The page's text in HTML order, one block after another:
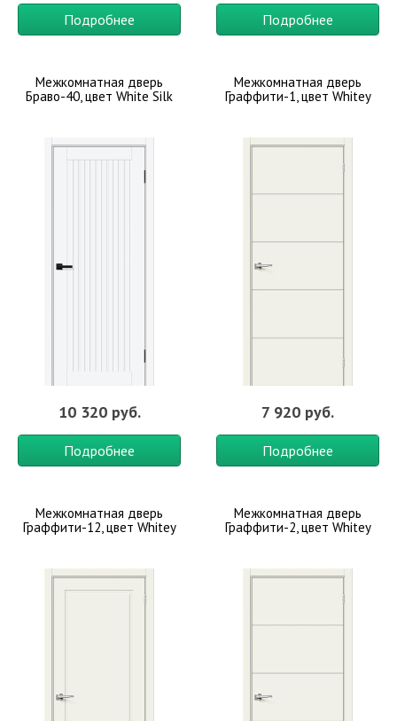
Подробнее Подробнее
Межкомнатная дверь
Браво-40, цвет White Silk
10 320 руб.
Подробнее
Межкомнатная дверь
Граффити-1, цвет Whitey
7 920 руб.
Подробнее
Межкомнатная дверь
Граффити-12, цвет Whitey
Межкомнатная дверь
Граффити-2, цвет Whitey